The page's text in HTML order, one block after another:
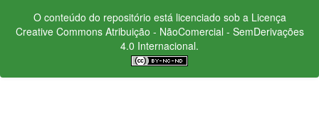
O conteúdo do repositório está licenciado sob a Licença
Creative CommonsAtribuição - NãoComercial - SemDerivações
4.0 Internacional.